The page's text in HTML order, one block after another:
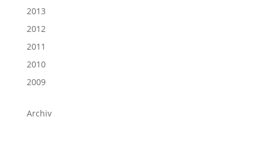
2013
2012
2011
2010
2009
Archiv